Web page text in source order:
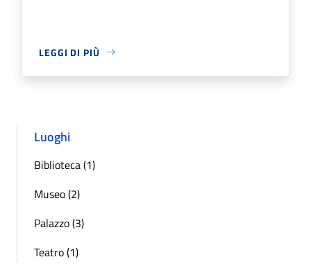
LEGGI DI PIÙ
Luoghi
Biblioteca (1)
Museo (2)
Palazzo (3)
Teatro (1)